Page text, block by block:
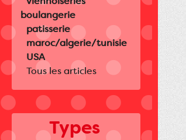
boulangerie
patisserie
maroc/algerie/tunisie
USA
Tous les articles
Types